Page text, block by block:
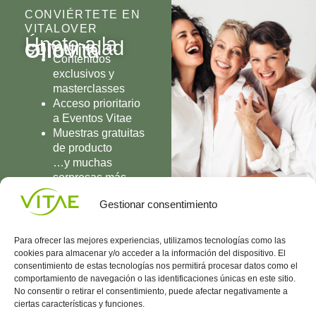
Gestionar consentimiento
Para ofrecer las mejores experiencias, utilizamos tecnologías como las
cookies para almacenar y/o acceder a la información del dispositivo. El
consentimiento de estas tecnologías nos permitirá procesar datos como el
comportamiento de navegación o las identificaciones únicas en este sitio.
No consentir o retirar el consentimiento, puede afectar negativamente a
ciertas características y funciones.
CONVIÉRTETE EN
VITALOVER
Únete a la
comunidad
OlioVita
Contenidos
exclusivos y
masterclasses
Acceso prioritario
a Eventos Vitae
Muestras gratuitas
de producto
…y muchas
sorpresas más
UNIRME
Conocenos
Vitae
Política
de
(+34)
935